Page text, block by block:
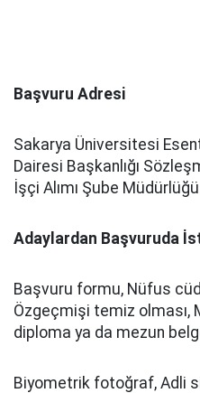
Başvuru Adresi
Sakarya Üniversitesi
Dairesi Başkanlığı
İşçi Alımı Şube
Adaylardan Başvuruda
Başvuru formu, Nüfus
Özgeçmişi temiz olması,
diploma ya da mezun
Biyometrik fotoğraf, Adli